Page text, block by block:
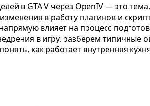
в GTA V через OpenIV — это
в работу плагинов и
влияет на процесс
в игру, разберем
как работает внутренняя